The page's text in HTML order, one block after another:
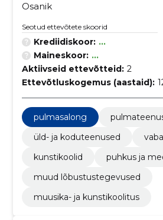
Osanik
Seotud ettevõtete skoorid
Krediidiskoor: ...
Maineskoor: ...
Aktiivseid ettevõtteid: 2
Ettevõtluskogemus (aastaid):
pulmasalong
üld- ja koduteenused
kunstikoolid
puhkus ja
muud lõbustustegevused
muusika- ja kunstikoolitus